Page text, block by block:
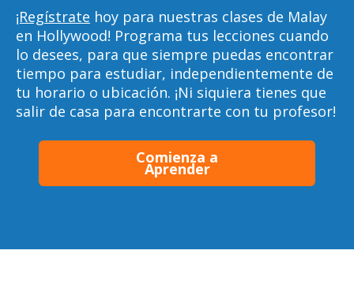
¡Regístrate hoy para nuestras clases de Malay
en Hollywood! Programa tus lecciones cuando
lo desees, para que siempre puedas encontrar
tiempo para estudiar, independientemente de
tu horario o ubicación. ¡Ni siquiera tienes que
salir de casa para encontrarte con tu profesor!
Comienza a
Aprender